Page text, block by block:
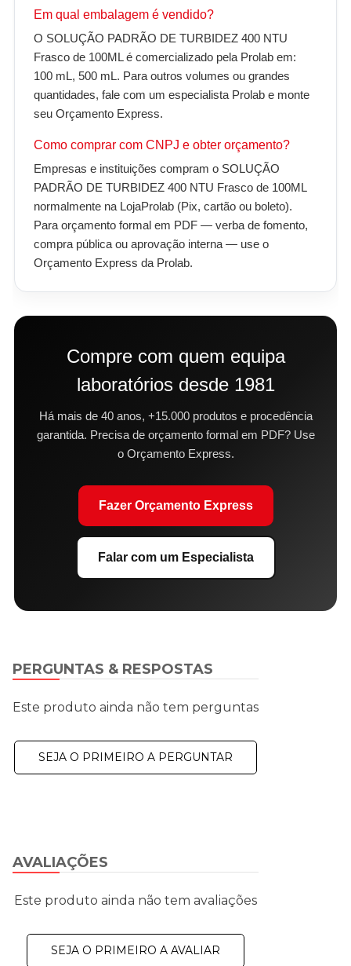
Em qual embalagem é vendido?
O SOLUÇÃO PADRÃO DE TURBIDEZ 400 NTU
Frasco de 100ML é comercializado pela Prolab em:
100 mL, 500 mL. Para outros volumes ou grandes
quantidades, fale com um especialista Prolab e monte
seu Orçamento Express.
Como comprar com CNPJ e obter orçamento?
Empresas e instituições compram o SOLUÇÃO
PADRÃO DE TURBIDEZ 400 NTU Frasco de 100ML
normalmente na LojaProlab (Pix, cartão ou boleto).
Para orçamento formal em PDF — verba de fomento,
compra pública ou aprovação interna — use o
Orçamento Express da Prolab.
Compre com quem equipa
laboratórios desde 1981
Há mais de 40 anos, +15.000 produtos e procedência
garantida. Precisa de orçamento formal em PDF? Use
o Orçamento Express.
Fazer Orçamento Express
Falar com um Especialista
AVALIAÇÕES
Este produto ainda não tem avaliações
SEJA O PRIMEIRO A AVALIAR
PERGUNTAS & RESPOSTAS
Este produto ainda não tem perguntas
SEJA O PRIMEIRO A PERGUNTAR